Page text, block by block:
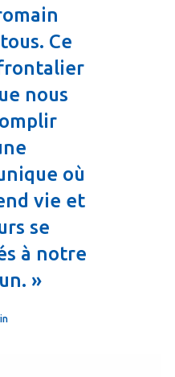
Ce
nous
où
vie et
se
à notre
»